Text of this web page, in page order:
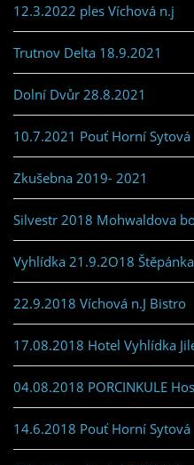
12.3.2022 ples Víchová n.j
Trutnov Delta 18.9.2021
Dolní Dvůr 28.8.2021
10.7.2021 Pouť Horní Sytová
Zkušebna 2019- 2021
Silvestr 2018 Mohwaldova
Vyhlídka 21.9.2O18
22.9.2018 Víchová n.J Bistro
17.08.2018 Hotel Vyhlídka
04.08.2018 PORCINKULE
14.6.2018 Pouť Horní Sytová